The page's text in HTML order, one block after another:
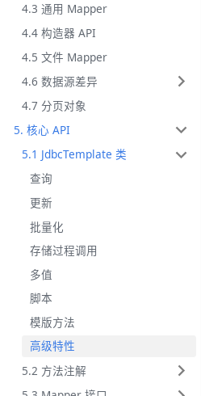
4.3 通用 Mapper
4.4 构造器 API
4.5 文件 Mapper
4.6 数据源差异
4.7 分页对象
5. 核心 API
5.1 JdbcTemplate 类
查询
更新
批量化
存储过程调用
多值
脚本
模版方法
高级特性
5.2 方法注解